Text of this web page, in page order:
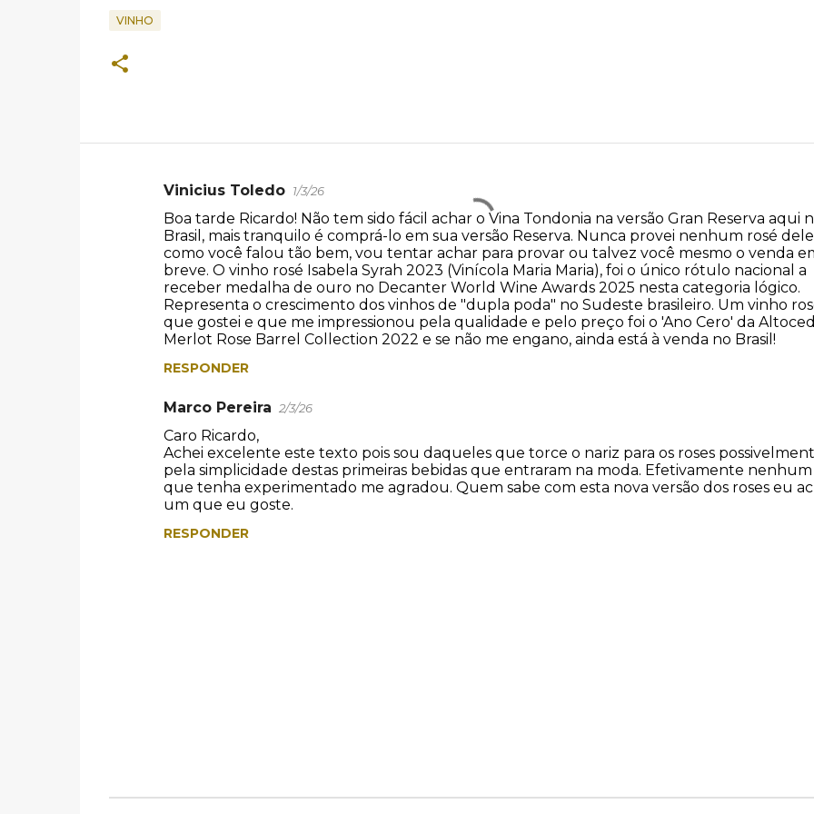
VINHO
Vinicius Toledo 1/3/26
Boa tarde Ricardo! Não tem sido fácil achar o Vina Tondonia na versão Gran Reserva aqui
Brasil, mais tranquilo é comprá-lo em sua versão Reserva. Nunca provei nenhum rosé
como você falou tão bem, vou tentar achar para provar ou talvez você mesmo o venda
breve. O vinho rosé Isabela Syrah 2023 (Vinícola Maria Maria), foi o único rótulo nacional a
receber medalha de ouro no Decanter World Wine Awards 2025 nesta categoria lógico.
Representa o crescimento dos vinhos de "dupla poda" no Sudeste brasileiro. Um vinho
que gostei e que me impressionou pela qualidade e pelo preço foi o 'Ano Cero' da
Merlot Rose Barrel Collection 2022 e se não me engano, ainda está à venda no Brasil!
RESPONDER
Marco Pereira 2/3/26
Caro Ricardo,
Achei excelente este texto pois sou daqueles que torce o nariz para os roses
pela simplicidade destas primeiras bebidas que entraram na moda. Efetivamente nenhum
que tenha experimentado me agradou. Quem sabe com esta nova versão dos roses eu
um que eu goste.
RESPONDER